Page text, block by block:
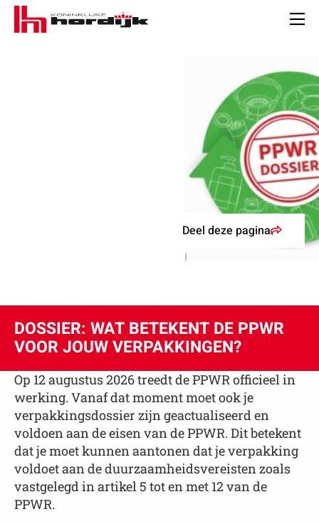
Koninklijke
Hordijk
DOSSIER: WAT BETEKENT DE PPWR
VOOR JOUW VERPAKKINGEN?
Deel deze pagina
Op 12 augustus 2026 treedt de PPWR officieel in
werking. Vanaf dat moment moet ook je
verpakkingsdossier zijn geactualiseerd en
voldoen aan de eisen van de PPWR. Dit betekent
dat je moet kunnen aantonen dat je verpakking
voldoet aan de duurzaamheidsvereisten zoals
vastgelegd in artikel 5 tot en met 12 van de
PPWR.